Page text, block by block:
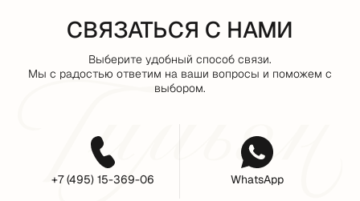
СВЯЗАТЬСЯ С НАМИ
Выберите удобный способ связи.
Мы с радостью ответим на ваши вопросы и поможем с
выбором.
+7 (495) 15-369-06 WhatsApp